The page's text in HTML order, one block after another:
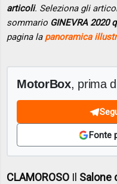
articoli. Seleziona gli
sommario GINEVRA 2020
pagina la panoramica
MotorBox, prima
Fonte
CLAMOROSO Il Salone